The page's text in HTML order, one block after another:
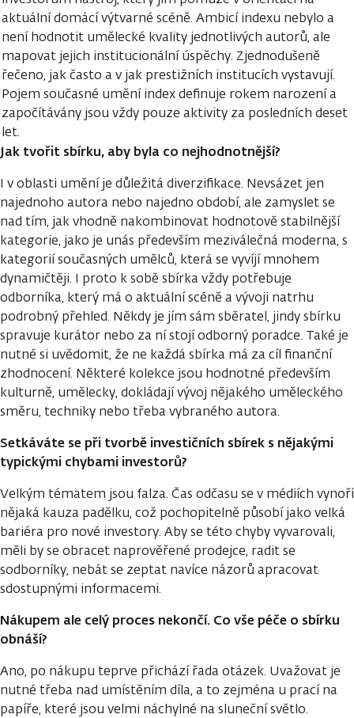
aktuální domácí výtvarné scéně. Ambicí indexu nebylo a
není hodnotit umělecké kvality jednotlivých autorů, ale
mapovat jejich institucionální úspěchy. Zjednodušeně
řečeno, jak často a v jak prestižních institucích vystavují.
Pojem současné umění index definuje rokem narození a
započítávány jsou vždy pouze aktivity za posledních deset
let.
Jak tvořit sbírku, aby byla co nejhodnotnější?
I v oblasti umění je důležitá diverzifikace. Nevsázet jen
najednoho autora nebo najedno období, ale zamyslet se
nad tím, jak vhodně nakombinovat hodnotově stabilnější
kategorie, jako je unás především meziválečná moderna, s
kategorií současných umělců, která se vyvíjí mnohem
dynamičtěji. I proto k sobě sbírka vždy potřebuje
odborníka, který má o aktuální scéně a vývoji natrhu
podrobný přehled. Někdy je jím sám sběratel, jindy sbírku
spravuje kurátor nebo za ní stojí odborný poradce. Také je
nutné si uvědomit, že ne každá sbírka má za cíl finanční
zhodnocení. Některé kolekce jsou hodnotné především
kulturně, umělecky, dokládají vývoj nějakého uměleckého
směru, techniky nebo třeba vybraného autora.
Setkáváte se při tvorbě investičních sbírek s nějakými
typickými chybami investorů?
Velkým tématem jsou falza. Čas odčasu se v médiích vynoří
nějaká kauza padělku, což pochopitelně působí jako velká
bariéra pro nové investory. Aby se této chyby vyvarovali,
měli by se obracet naprověřené prodejce, radit se
sodborníky, nebát se zeptat navíce názorů apracovat
sdostupnými informacemi.
Nákupem ale celý proces nekončí. Co vše péče o sbírku
obnáší?
Ano, po nákupu teprve přichází řada otázek. Uvažovat je
nutné třeba nad umístěním díla, a to zejména u prací na
papíře, které jsou velmi náchylné na sluneční světlo.